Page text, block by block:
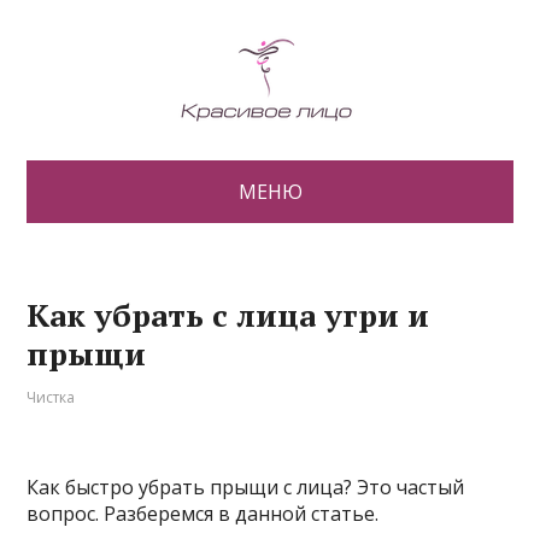
МЕНЮ
Как убрать с лица угри и
прыщи
Чистка
Как быстро убрать прыщи с лица? Это частый
вопрос. Разберемся в данной статье.